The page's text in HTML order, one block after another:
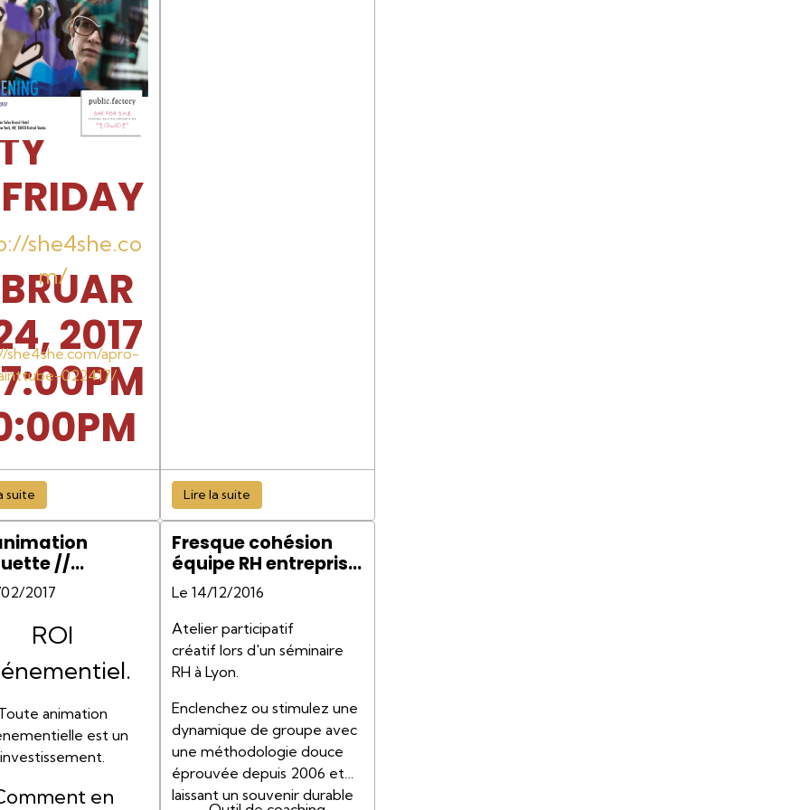
// NEW
FRIDAY
2017
//
NEW
10013
she4she.co
m/
she4she.com/apro-
022417/​
suite Lire la suite
//
mesurer?
2017
ROI
animation
est un
investissement.
en
Fresque cohésion
équipe RH entreprise
coaching
management
participatif
Le 14/12/2016
Atelier participatif
créatif lors d'un séminaire
RH à Lyon.
Enclenchez ou stimulez une
dynamique de groupe avec
une méthodologie douce
éprouvée depuis 2006 et
laissant un souvenir durable